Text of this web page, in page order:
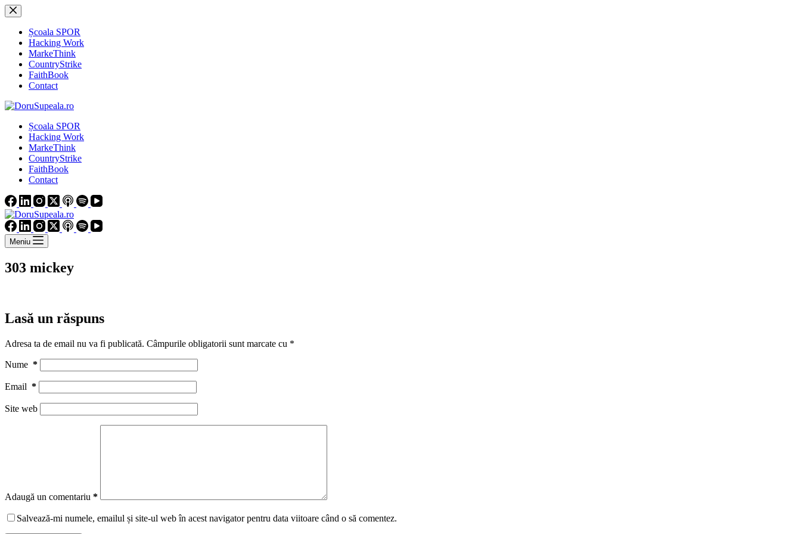
Sari
la
conținutȘcoala SPOR
Hacking Work
MarkeThink
CountryStrike
FaithBook
Contact
Școala SPOR
Hacking Work
MarkeThink
CountryStrike
FaithBook
Contact
Meniu
303 mickey
Lasă un răspuns
Adresa ta de email nu va fi publicată. Câmpurile obligatorii sunt marcate cu *
Nume *
Email *
Site web
Adaugă un comentariu *
Salvează-mi numele, emailul și site-ul web în acest navigator pentru data viitoare când o să comentez.